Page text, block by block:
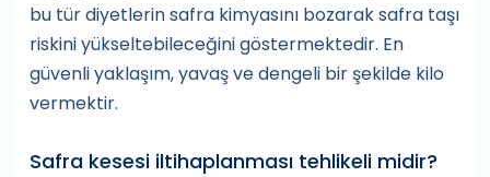
bu tür diyetlerin safra kimyasını bozarak safra taşı
riskini yükseltebileceğini göstermektedir. En
güvenli yaklaşım, yavaş ve dengeli bir şekilde kilo
vermektir.
Safra kesesi iltihaplanması tehlikeli midir?